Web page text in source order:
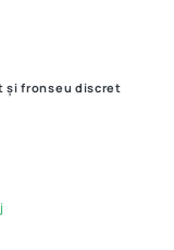
și fronseu discret